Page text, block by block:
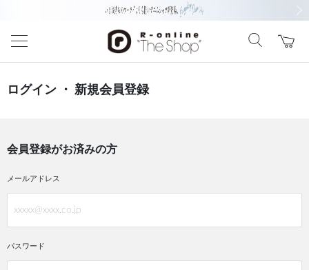
ログイン ・ 新規会員登録
会員登録がお済みの方
メールアドレス
パスワード